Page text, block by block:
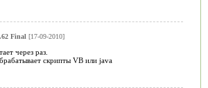
Final [17-09-2010]
через раз.
скрипты VB или java